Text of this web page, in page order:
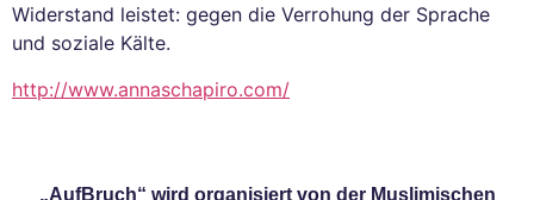
Widerstand leistet: gegen die Verrohung der Sprache
und soziale Kälte.
http://www.annaschapiro.com/
„AufBruch“ wird organisiert von der Muslimischen